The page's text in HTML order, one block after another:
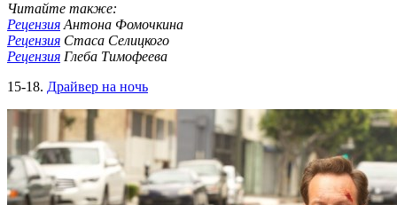
Читайте также:
РецензияАнтона Фомочкина
Рецензия Стаса Селицкого
Рецензия Глеба Тимофеева
15-18. Драйвер на ночь